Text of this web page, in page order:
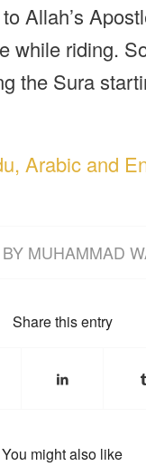
Allah’s
while riding.
the Sura
Arabic and
BY MUHAMMAD
Share this entry
You might also like